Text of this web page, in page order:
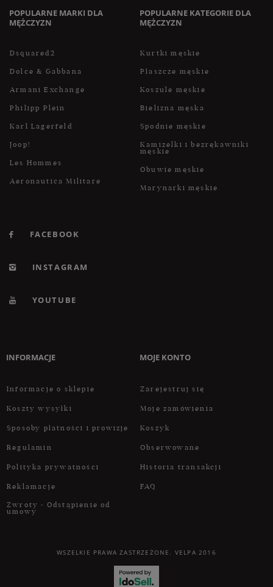
POPULARNE MARKI DLA
MĘŻCZYZN
Dsquared2
Dolce & Gabbana
Armani Exchange
Philipp Plein
Karl Lagerfeld
Joop!
Les Hommes
Aeronautica Militare
POPULARNE KATEGORIE DLA
MĘŻCZYZN
Kurtki męskie
Płaszcze męskie
Koszule męskie
Bielizna męska
Spodnie męskie
Kamizelki i bezrękawniki
męskie
Obuwie męskie
Marynarki męskie
FACEBOOK
INSTAGRAM
YOUTUBE
INFORMACJE
Informacje o sklepie
Koszty wysyłki
Sposoby płatności i prowizje
Regulamin
Polityka prywatności
Reklamacje
Zwroty - Odstąpienie od
umowy
MOJE KONTO
Zarejestruj się
Moje zamówienia
Koszyk
Obserwowane
Historia transakcji
FAQ
WSZELKIE PRAWA ZASTRZEŻONE. VELPA 2016